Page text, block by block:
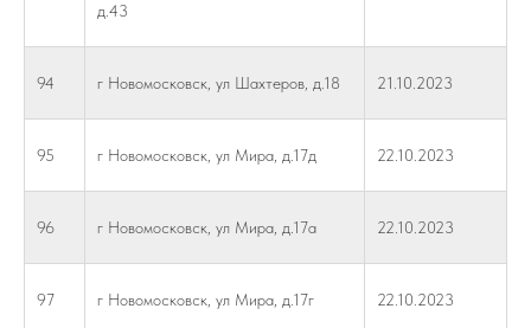
д.43
94 г Новомосковск, ул Шахтеров, д.18 21.10.2023
95 г Новомосковск, ул Мира, д.17д 22.10.2023
96 г Новомосковск, ул Мира, д.17а 22.10.2023
97 г Новомосковск, ул Мира, д.17г 22.10.2023